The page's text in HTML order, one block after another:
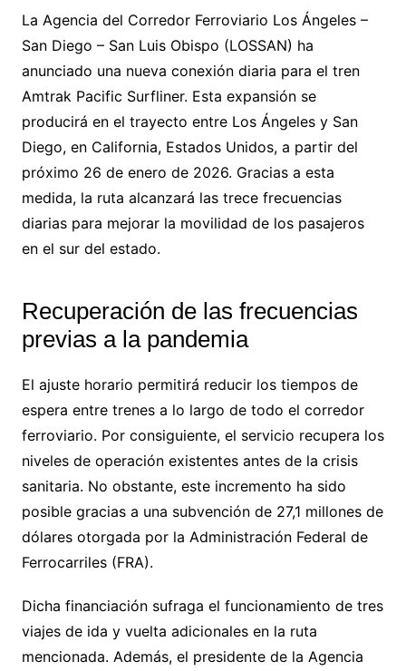
La Agencia del Corredor Ferroviario Los Ángeles –
San Diego – San Luis Obispo (LOSSAN) ha
anunciado una nueva conexión diaria para el tren
Amtrak Pacific Surfliner. Esta expansión se
producirá en el trayecto entre Los Ángeles y San
Diego, en California, Estados Unidos, a partir del
próximo 26 de enero de 2026. Gracias a esta
medida, la ruta alcanzará las trece frecuencias
diarias para mejorar la movilidad de los pasajeros
en el sur del estado.
Recuperación de las frecuencias
previas a la pandemia
El ajuste horario permitirá reducir los tiempos de
espera entre trenes a lo largo de todo el corredor
ferroviario. Por consiguiente, el servicio recupera los
niveles de operación existentes antes de la crisis
sanitaria. No obstante, este incremento ha sido
posible gracias a una subvención de 27,1 millones de
dólares otorgada por la Administración Federal de
Ferrocarriles (FRA).
Dicha financiación sufraga el funcionamiento de tres
viajes de ida y vuelta adicionales en la ruta
mencionada. Además, el presidente de la Agencia